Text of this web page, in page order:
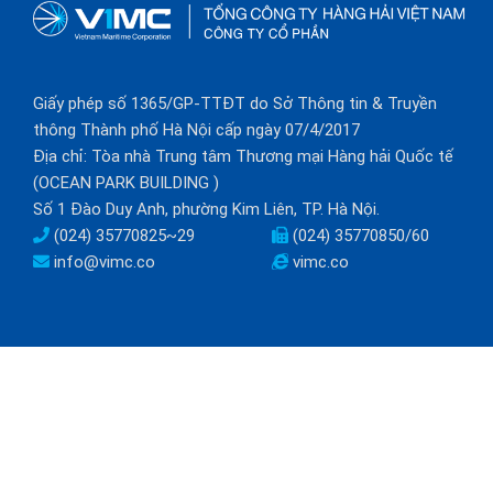
Giấy phép số 1365/GP-TTĐT do Sở Thông tin & Truyền
thông Thành phố Hà Nội cấp ngày 07/4/2017
Địa chỉ: Tòa nhà Trung tâm Thương mại Hàng hải Quốc tế
(OCEAN PARK BUILDING )
Số 1 Đào Duy Anh, phường Kim Liên, TP. Hà Nội.
(024) 35770825~29
(024) 35770850/60
info@vimc.co
vimc.co